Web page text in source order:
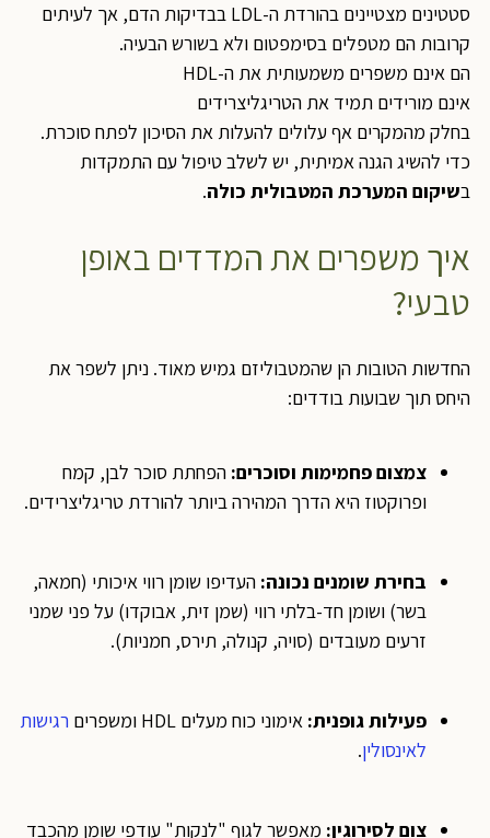
סטטינים מצטיינים בהורדת ה-LDL בבדיקות הדם, אך לעיתים
קרובות הם מטפלים בסימפטום ולא בשורש הבעיה.
הם אינם משפרים משמעותית את ה-HDL
אינם מורידים תמיד את הטריגליצרידים
בחלק מהמקרים אף עלולים להעלות את הסיכון לפתח סוכרת.
כדי להשיג הגנה אמיתית, יש לשלב טיפול עם התמקדות
שיקום המערכת המטבולית כולה.
איך משפרים את המדדים באופן
טבעי?
החדשות הטובות הן שהמטבוליזם גמיש מאוד. ניתן לשפר את
היחס תוך שבועות בודדים:
צמצום פחמימות וסוכרים:הפחתת סוכר לבן, קמח
ופרוקטוז היא הדרך המהירה ביותר להורדת טריגליצרידים.
בחירת שומנים נכונה:העדיפו שומן רווי איכותי (חמאה,
בשר) ושומן חד-בלתי רווי (שמן זית, אבוקדו) על פני שמני
זרעים מעובדים (סויה, קנולה, תירס, חמניות).
פעילות גופנית:אימוני כוח מעלים HDL ומשפרים
רגישות
לאינסולין.
צום לסירוגין:מאפשר לגוף "לנקות" עודפי שומן מהכבד